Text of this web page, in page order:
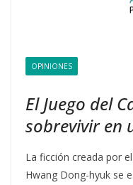
OPINIONES
El Juego del
sobrevivir en
La ficción creada por
Hwang Dong-hyuk se